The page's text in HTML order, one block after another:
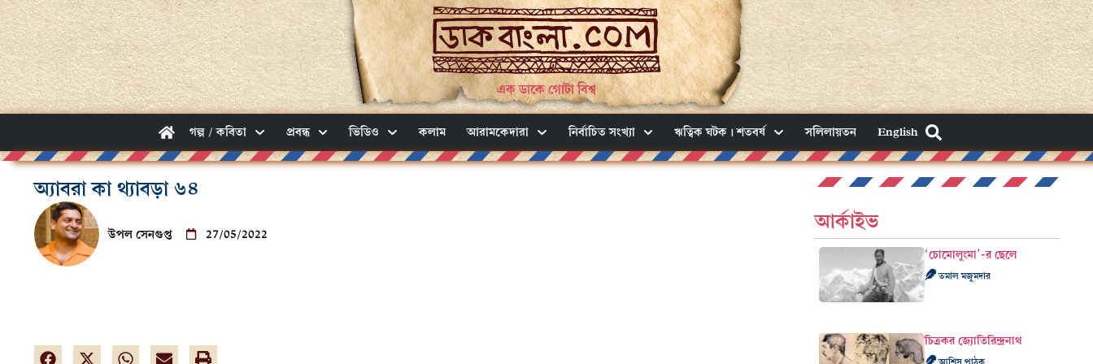
এক ডাকে গোটা বিশ্ব
গল্প / কবিতা প্রবন্ধ ভিডিও কলাম আরামকেদারা নির্বাচিত সংখ্যা ঋত্বিক ঘটক। শতবর্ষ সলিলায়তন English
অ্যাবরা কা থ্যাবড়া ৬৪
উপল সেনগুপ্ত 27/05/2022 আর্কাইভ
‘চোমোলুংমা’-র ছেলে
তমাল মজুমদার
চিত্রকর জ্যোতিরিন্দ্রনাথ